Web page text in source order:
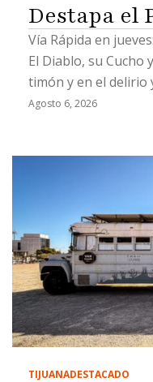
Destapa el
Vía Rápida en
El Diablo, su Cucho
timón y en el delirio
Chicali
Agosto 6, 2026
TIJUANADESTACADO